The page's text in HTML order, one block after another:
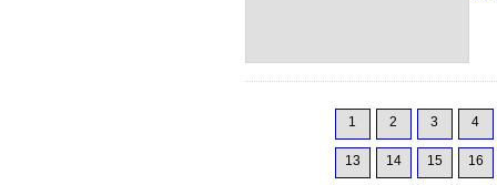
1 2 3 4
13 14 15 16